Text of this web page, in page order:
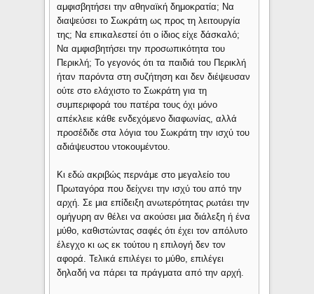
αμφισβητήσει την αθηναϊκή δημοκρατία; Να
διαψεύσει το Σωκράτη ως προς τη λειτουργία
της; Να επικαλεστεί ότι ο ίδιος είχε δάσκαλό;
Να αμφισβητήσει την προσωπικότητα του
Περικλή; Το γεγονός ότι τα παιδιά του Περικλή
ήταν παρόντα στη συζήτηση και δεν διέψευσαν
ούτε στο ελάχιστο το Σωκράτη για τη
συμπεριφορά του πατέρα τους όχι μόνο
απέκλειε κάθε ενδεχόμενο διαφωνίας, αλλά
προσέδιδε στα λόγια του Σωκράτη την ισχύ του
αδιάψευστου ντοκουμέντου.
Κι εδώ ακριβώς περνάμε στο μεγαλείο του
Πρωταγόρα που δείχνει την ισχύ του από την
αρχή. Σε μια επίδειξη ανωτερότητας ρωτάει την
ομήγυρη αν θέλει να ακούσει μια διάλεξη ή ένα
μύθο, καθιστώντας σαφές ότι έχει τον απόλυτο
έλεγχο κι ως εκ τούτου η επιλογή δεν τον
αφορά. Τελικά επιλέγει το μύθο, επιλέγει
δηλαδή να πάρει τα πράγματα από την αρχή.